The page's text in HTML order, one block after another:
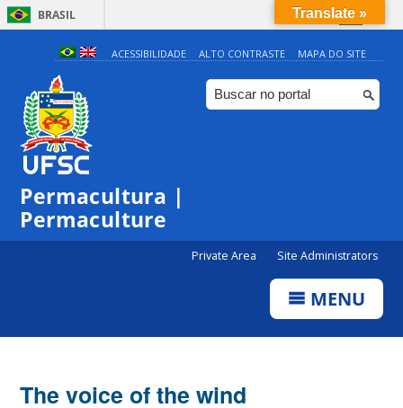
BRASIL
Simplifique!
Comunica BR
Participe
ACESSIBILIDADE ALTO CONTRASTE MAPA DO SITE
Permacultura |
Permaculture
Private Area Site Administrators
MENU
The voice of the wind
Translate »